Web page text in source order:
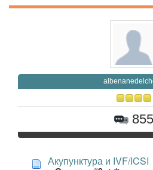
855
Акупунктура и IVF/ICSI